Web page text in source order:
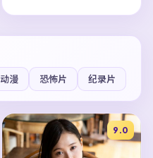
动漫 恐怖片 纪录片
9.0